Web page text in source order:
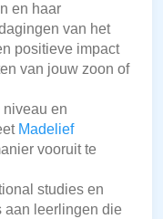
en haar
van het
positieve impact
van jouw zoon of
niveau en
Madelief
vooruit te
studies en
aan leerlingen die